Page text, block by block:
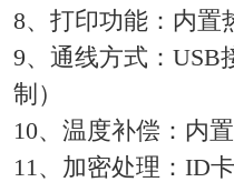
8、打印功能：内置
9、通线方式：USB
制）
10、温度补偿：内
11、加密处理：ID